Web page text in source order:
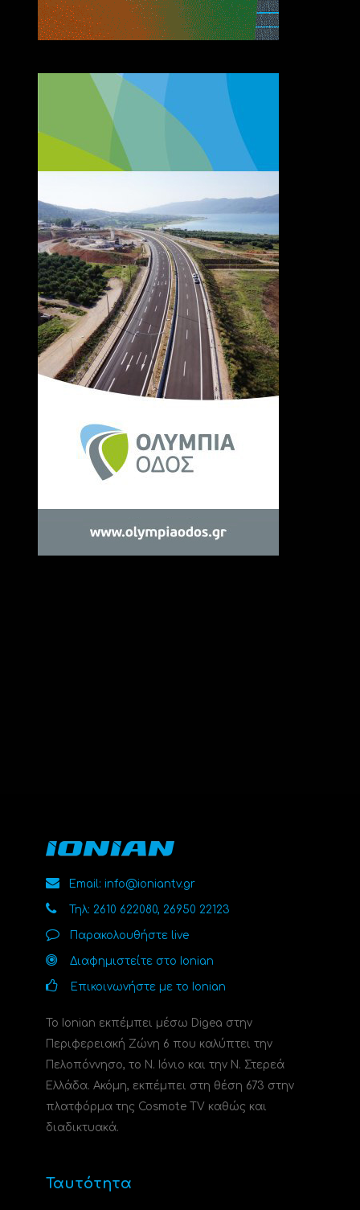
Email: info@ioniantv.gr
Τηλ: 2610 622080, 26950 22123
Παρακολουθήστε live
Διαφημιστείτε στο Ionian
Επικοινωνήστε με το Ionian
Το Ionian εκπέμπει μέσω Digea στην
Περιφερειακή Ζώνη 6 που καλύπτει την
Πελοπόννησο, το N. Ιόνιο και την Ν. Στερεά
Ελλάδα. Ακόμη, εκπέμπει στη θέση 673 στην
πλατφόρμα της Cosmote TV καθώς και
διαδικτυακά.
Ταυτότητα